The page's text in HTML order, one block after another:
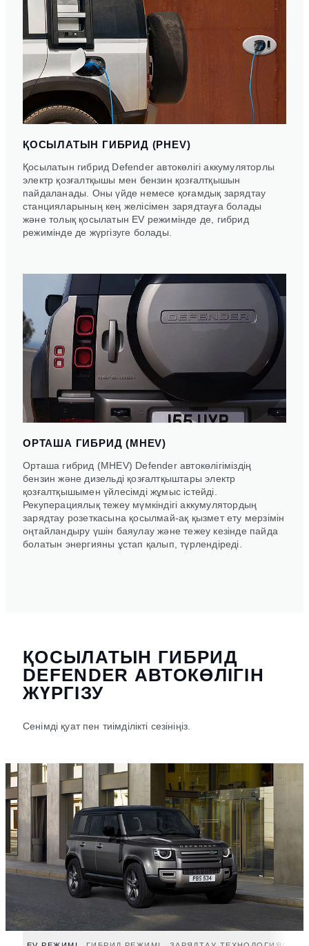
ҚОСЫЛАТЫН ГИБРИД (PHEV)
Қосылатын гибрид Defender автокөлігі аккумуляторлы
электр қозғалтқышы мен бензин қозғалтқышын
пайдаланады. Оны үйде немесе қоғамдық зарядтау
станцияларының кең желісімен зарядтауға болады
және толық қосылатын EV режимінде де, гибрид
режимінде де жүргізуге болады.
ОРТАША ГИБРИД (MHEV)
Орташа гибрид (MHEV) Defender автокөлігіміздің
бензин және дизельді қозғалтқыштары электр
қозғалтқышымен үйлесімді жұмыс істейді.
Рекуперациялық тежеу мүмкіндігі аккумулятордың
зарядтау розеткасына қосылмай-ақ қызмет ету мерзімін
оңтайландыру үшін баяулау және тежеу кезінде пайда
болатын энергияны ұстап қалып, түрлендіреді.
ҚОСЫЛАТЫН ГИБРИД
DEFENDER АВТОКӨЛІГІН
ЖҮРГІЗУ
Сенімді қуат пен тиімділікті сезініңіз.